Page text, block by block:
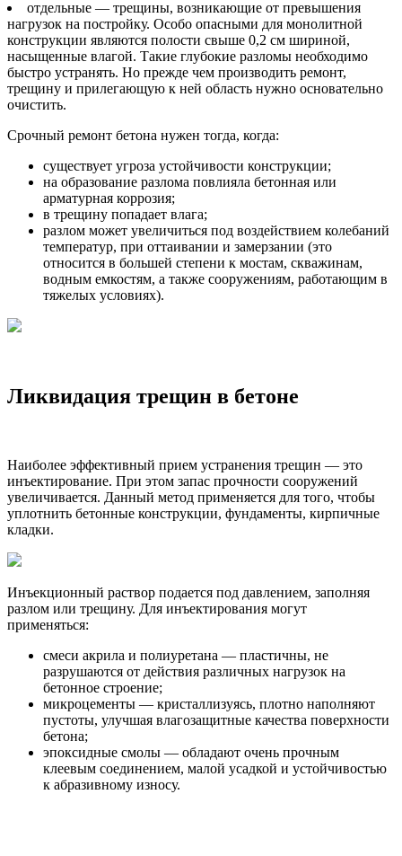
отдельные — трещины, возникающие от превышения
нагрузок на постройку. Особо опасными для монолитной
конструкции являются полости свыше 0,2 см шириной,
насыщенные влагой. Такие глубокие разломы необходимо
быстро устранять. Но прежде чем производить ремонт,
трещину и прилегающую к ней область нужно основательно
очистить.
Срочный ремонт бетона нужен тогда, когда:
существует угроза устойчивости конструкции;
на образование разлома повлияла бетонная или
арматурная коррозия;
в трещину попадает влага;
разлом может увеличиться под воздействием колебаний
температур, при оттаивании и замерзании (это
относится в большей степени к мостам, скважинам,
водным емкостям, а также сооружениям, работающим в
тяжелых условиях).
Ликвидация трещин в бетоне
Наиболее эффективный прием устранения трещин — это
инъектирование. При этом запас прочности сооружений
увеличивается. Данный метод применяется для того, чтобы
уплотнить бетонные конструкции, фундаменты, кирпичные
кладки.
Инъекционный раствор подается под давлением, заполняя
разлом или трещину. Для инъектирования могут
применяться:
смеси акрила и полиуретана — пластичны, не
разрушаются от действия различных нагрузок на
бетонное строение;
микроцементы — кристаллизуясь, плотно наполняют
пустоты, улучшая влагозащитные качества поверхности
бетона;
эпоксидные смолы — обладают очень прочным
клеевым соединением, малой усадкой и устойчивостью
к абразивному износу.